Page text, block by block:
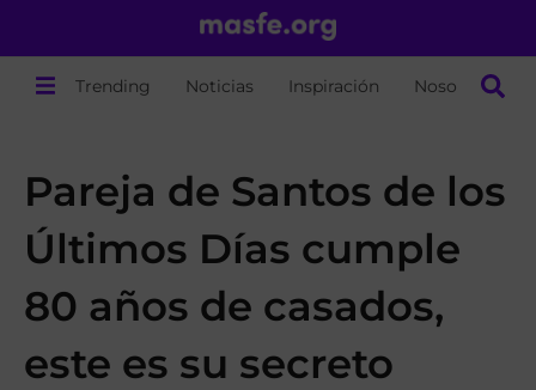
Trending Noticias Inspiración Nosotros
Pareja de Santos de los
Últimos Días cumple
80 años de casados,
este es su secreto